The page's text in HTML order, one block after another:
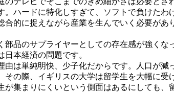
ハードに特化しすぎて、ソフトで負けたわ
的に捉えながら産業を生んでいく必要があ
品のサプライヤーとしての存在感が強くな
本経済の問題です。
は単純明快、少子化だからです。人口が減
の際、イギリスの大学は留学生を大幅に受
集まりにくいという側面はあるにしても、